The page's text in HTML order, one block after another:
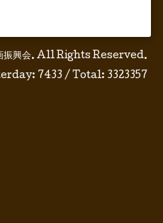
振興会. All Rights Reserved.
7433 / Total: 3323357